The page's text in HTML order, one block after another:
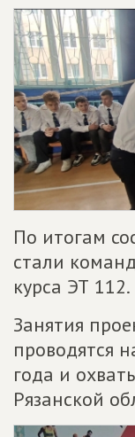
По итогам
стали
курса ЭТ 112.
Занятия
проводятся
года и
Рязанской